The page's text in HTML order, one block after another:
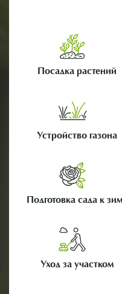
Посадка растений
Устройство газона
Подготовка сада к
Уход за участком